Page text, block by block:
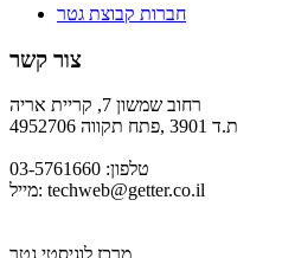
חברות קבוצת גטר
צור קשר
רחוב שמשון 7, קריית אריה
ת.ד 3901 ,פתח תקווה 4952706
טלפון: 03-5761660
מייל: techweb@getter.co.il